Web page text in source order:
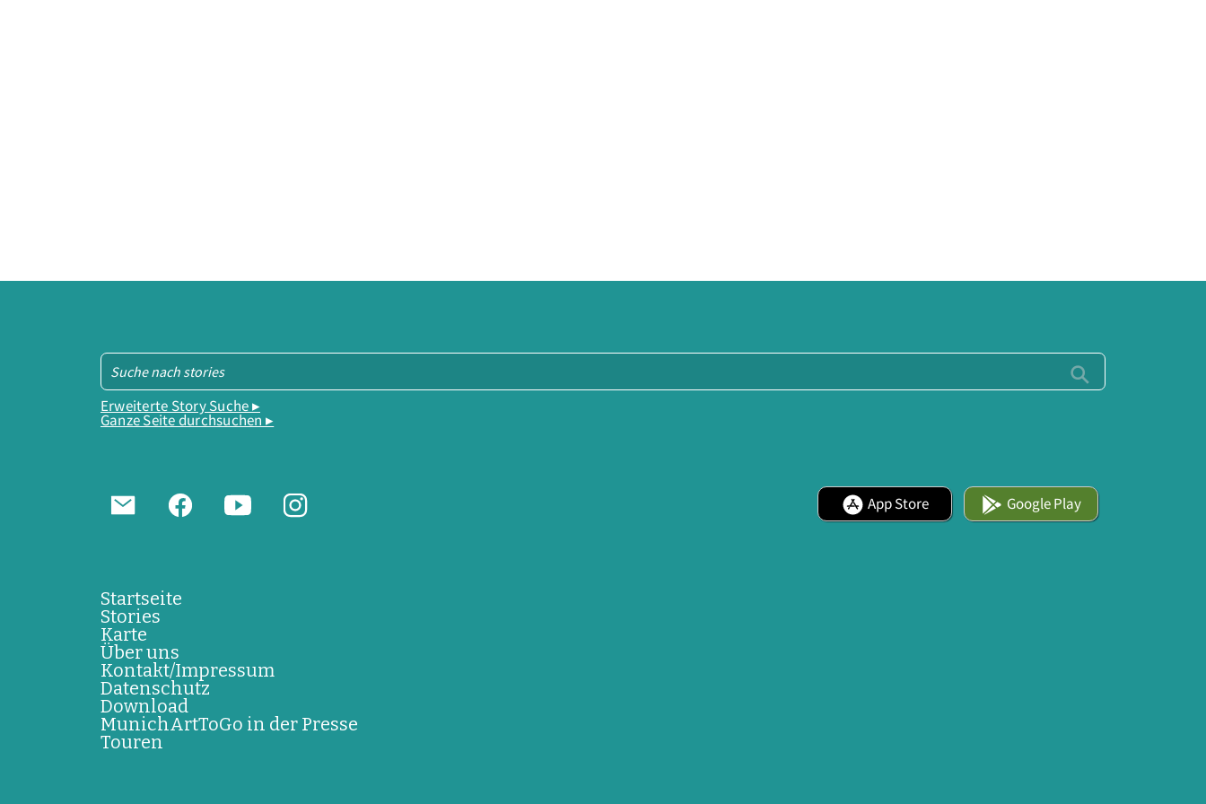
Erweiterte Story Suche ▸
Ganze Seite durchsuchen ▸
App Store Google Play
Startseite
Stories
Karte
Über uns
Kontakt/Impressum
Datenschutz
Download
MunichArtToGo in der Presse
Touren